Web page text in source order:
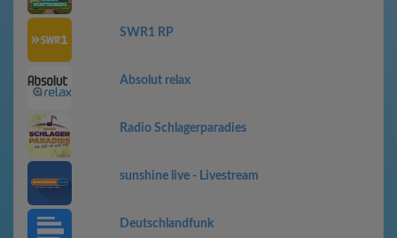
SWR1 RP
Absolut relax
Radio Schlagerparadies
sunshine live - Livestream
Deutschlandfunk